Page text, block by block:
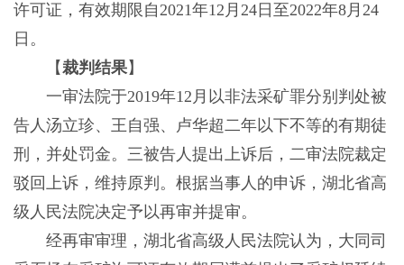
许可证，有效期限自2021年12月24日至2022年8月24
日。
【裁判结果】
一审法院于2019年12月以非法采矿罪分别判处被
告人汤立珍、王自强、卢华超二年以下不等的有期徒
刑，并处罚金。三被告人提出上诉后，二审法院裁定
驳回上诉，维持原判。根据当事人的申诉，湖北省高
级人民法院决定予以再审并提审。
经再审审理，湖北省高级人民法院认为，大同司